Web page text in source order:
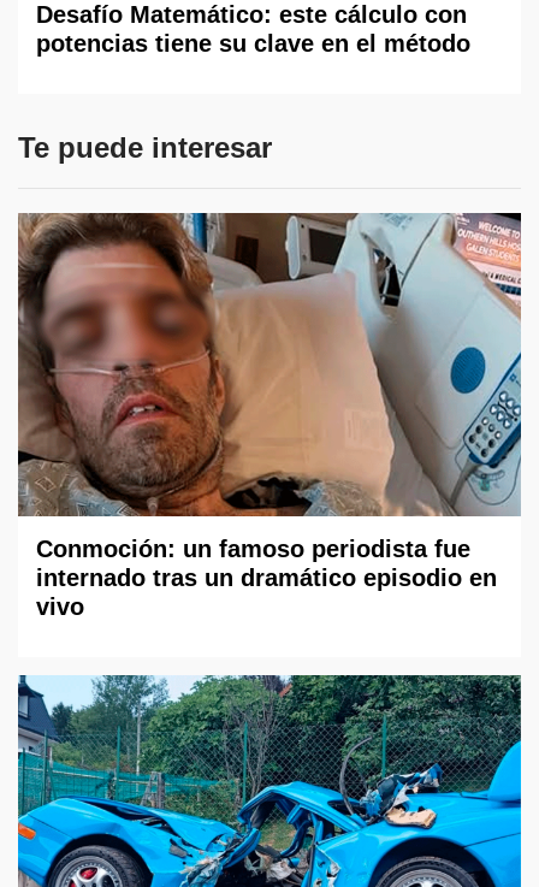
Desafío Matemático: este cálculo con
potencias tiene su clave en el método
Te puede interesar
Conmoción: un famoso periodista fue
internado tras un dramático episodio en
vivo